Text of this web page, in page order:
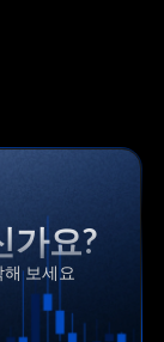
가요?
보세요